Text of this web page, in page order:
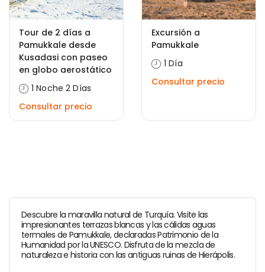
Tour de 2 días a
Pamukkale desde
Kusadasi con paseo
en globo aerostático
1 Noche 2 Días
Consultar precio
Excursión a
Pamukkale
1 Día
Consultar precio
Descubre la maravilla natural de Turquía. Visite las
impresionantes terrazas blancas y las cálidas aguas
termales de Pamukkale, declaradas Patrimonio de la
Humanidad por la UNESCO. Disfruta de la mezcla de
naturaleza e historia con las antiguas ruinas de Hierápolis.